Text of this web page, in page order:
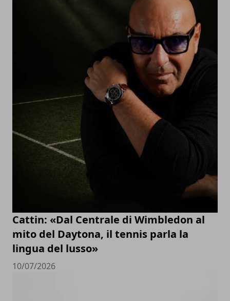
Cattin: «Dal Centrale di Wimbledon al
mito del Daytona, il tennis parla la
lingua del lusso»
10/07/2026